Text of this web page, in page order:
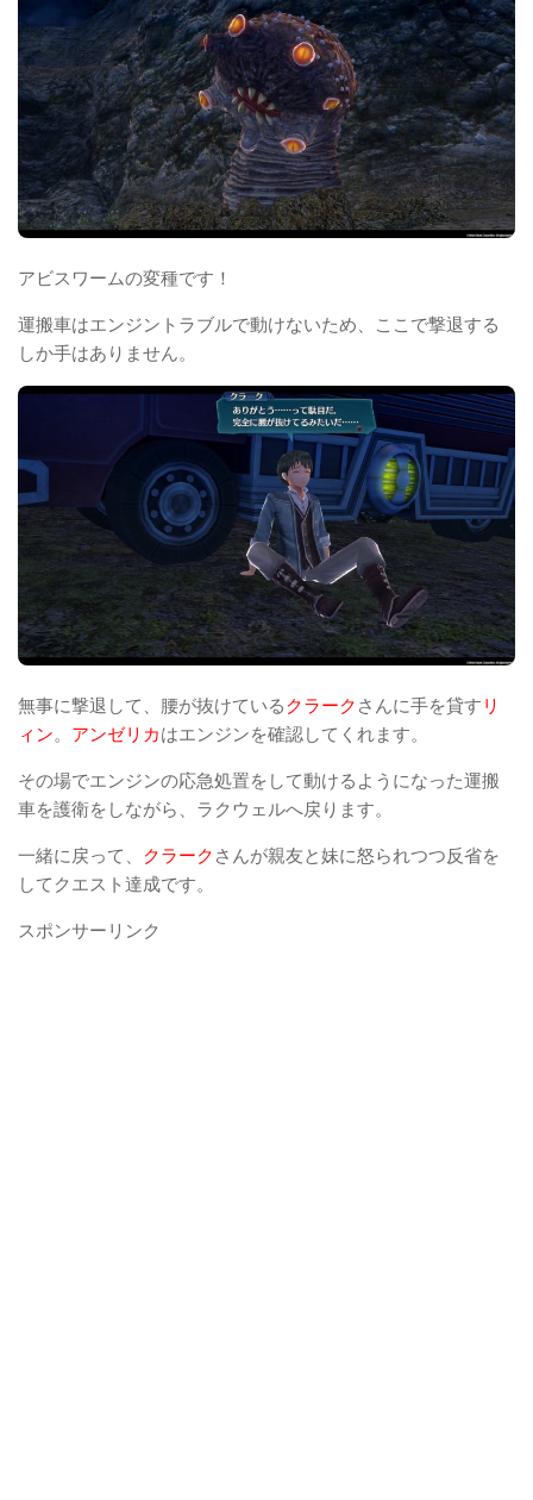
アビスワームの変種です！
運搬車はエンジントラブルで動けないため、ここで撃退する
しか手はありません。
無事に撃退して、腰が抜けているクラーク さんに手を貸す リ
ィン。 アンゼリカはエンジンを確認してくれます。
その場でエンジンの応急処置をして動けるようになった運搬
車を護衛をしながら、ラクウェルへ戻ります。
一緒に戻って、 クラーク さんが親友と妹に怒られつつ反省を
してクエスト達成です。
スポンサーリンク